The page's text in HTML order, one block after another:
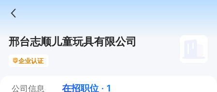
邢台志顺儿童玩具有限公司
企业认证
公司信息 在招职位 · 1